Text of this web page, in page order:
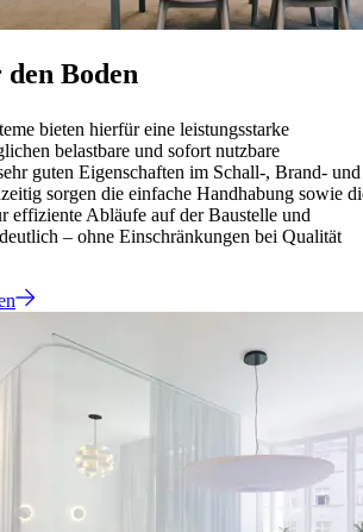
Boden
bieten hierfür eine leistungsstarke
belastbare und sofort nutzbare
guten Eigenschaften im Schall-, Brand- und
sorgen die einfache Handhabung sowie
effiziente Abläufe auf der Baustelle und
– ohne Einschränkungen bei Qualität